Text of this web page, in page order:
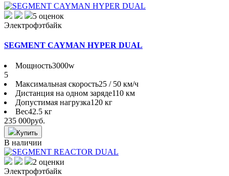
5 оценок
Электрофэтбайк
SEGMENT CAYMAN HYPER DUAL
Мощность3000w
5
Максимальная скорость25 / 50 км/ч
Дистанция на одном заряде110 км
Допустимая нагрузка120 кг
Вес42.5 кг
235 000руб.
Купить
В наличии
2 оценки
Электрофэтбайк